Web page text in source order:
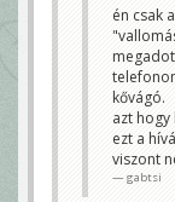
Az
nem
én csak
kővágó.
azt hogy
ezt a
viszont
gabtsi